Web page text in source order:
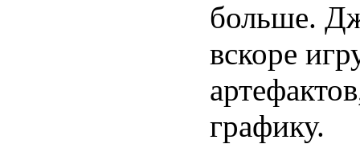
больше.
вскоре
графику.